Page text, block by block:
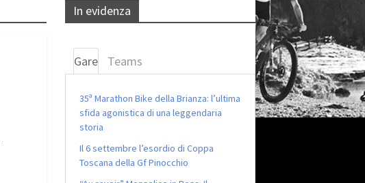
In evidenza
Gare Teams
35ª Marathon Bike della Brianza: l’ultima
sfida agonistica di una leggendaria
storia
Il 6 settembre l’esordio di Coppa
Toscana della Gf Pinocchio